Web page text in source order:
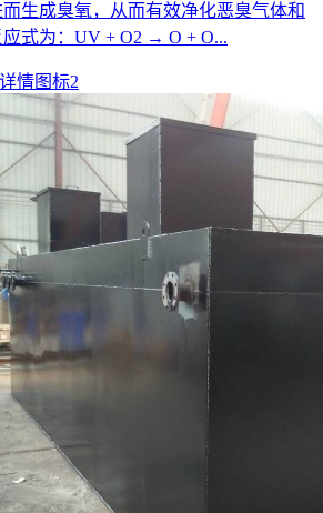
生成臭氧，从而有效净化恶臭气体和
式为：UV + O2 → O + O...